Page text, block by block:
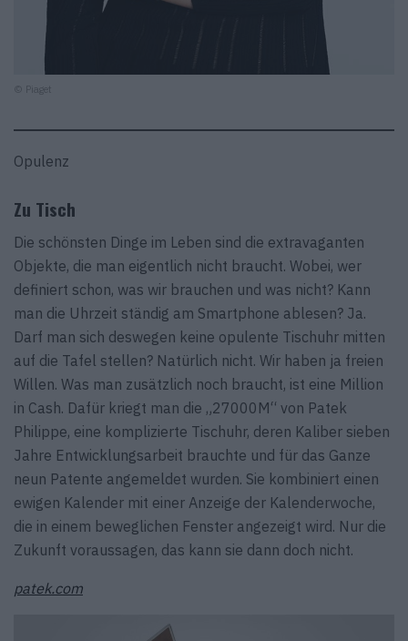
© Piaget
Opulenz
Zu Tisch
Die schönsten Dinge im Leben sind die extravaganten
Objekte, die man eigentlich nicht braucht. Wobei, wer
definiert schon, was wir brauchen und was nicht? Kann
man die Uhrzeit ständig am Smartphone ablesen? Ja.
Darf man sich deswegen keine opulente Tischuhr mitten
auf die Tafel stellen? Natürlich nicht. Wir haben ja freien
Willen. Was man zusätzlich noch braucht, ist eine Million
in Cash. Dafür kriegt man die „27000M“ von Patek
Philippe, eine komplizierte Tischuhr, deren Kaliber sieben
Jahre Entwicklungsarbeit brauchte und für das Ganze
neun Patente angemeldet wurden. Sie kombiniert einen
ewigen Kalender mit einer Anzeige der Kalenderwoche,
die in einem beweglichen Fenster angezeigt wird. Nur die
Zukunft voraussagen, das kann sie dann doch nicht.
patek.com